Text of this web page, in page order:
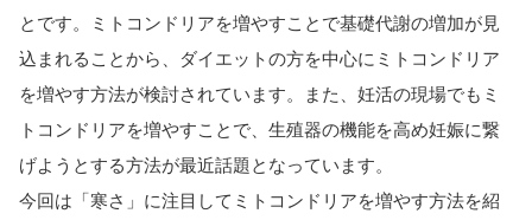
とです。ミトコンドリアを増やすことで基礎代謝の増加が見
込まれることから、ダイエットの方を中心にミトコンドリア
を増やす方法が検討されています。また、妊活の現場でもミ
トコンドリアを増やすことで、生殖器の機能を高め妊娠に繋
げようとする方法が最近話題となっています。
今回は「寒さ」に注目してミトコンドリアを増やす方法を紹